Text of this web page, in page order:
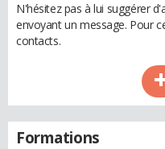
N'hésitez pas à lui suggérer
envoyant un message. Pour
contacts.
Formations